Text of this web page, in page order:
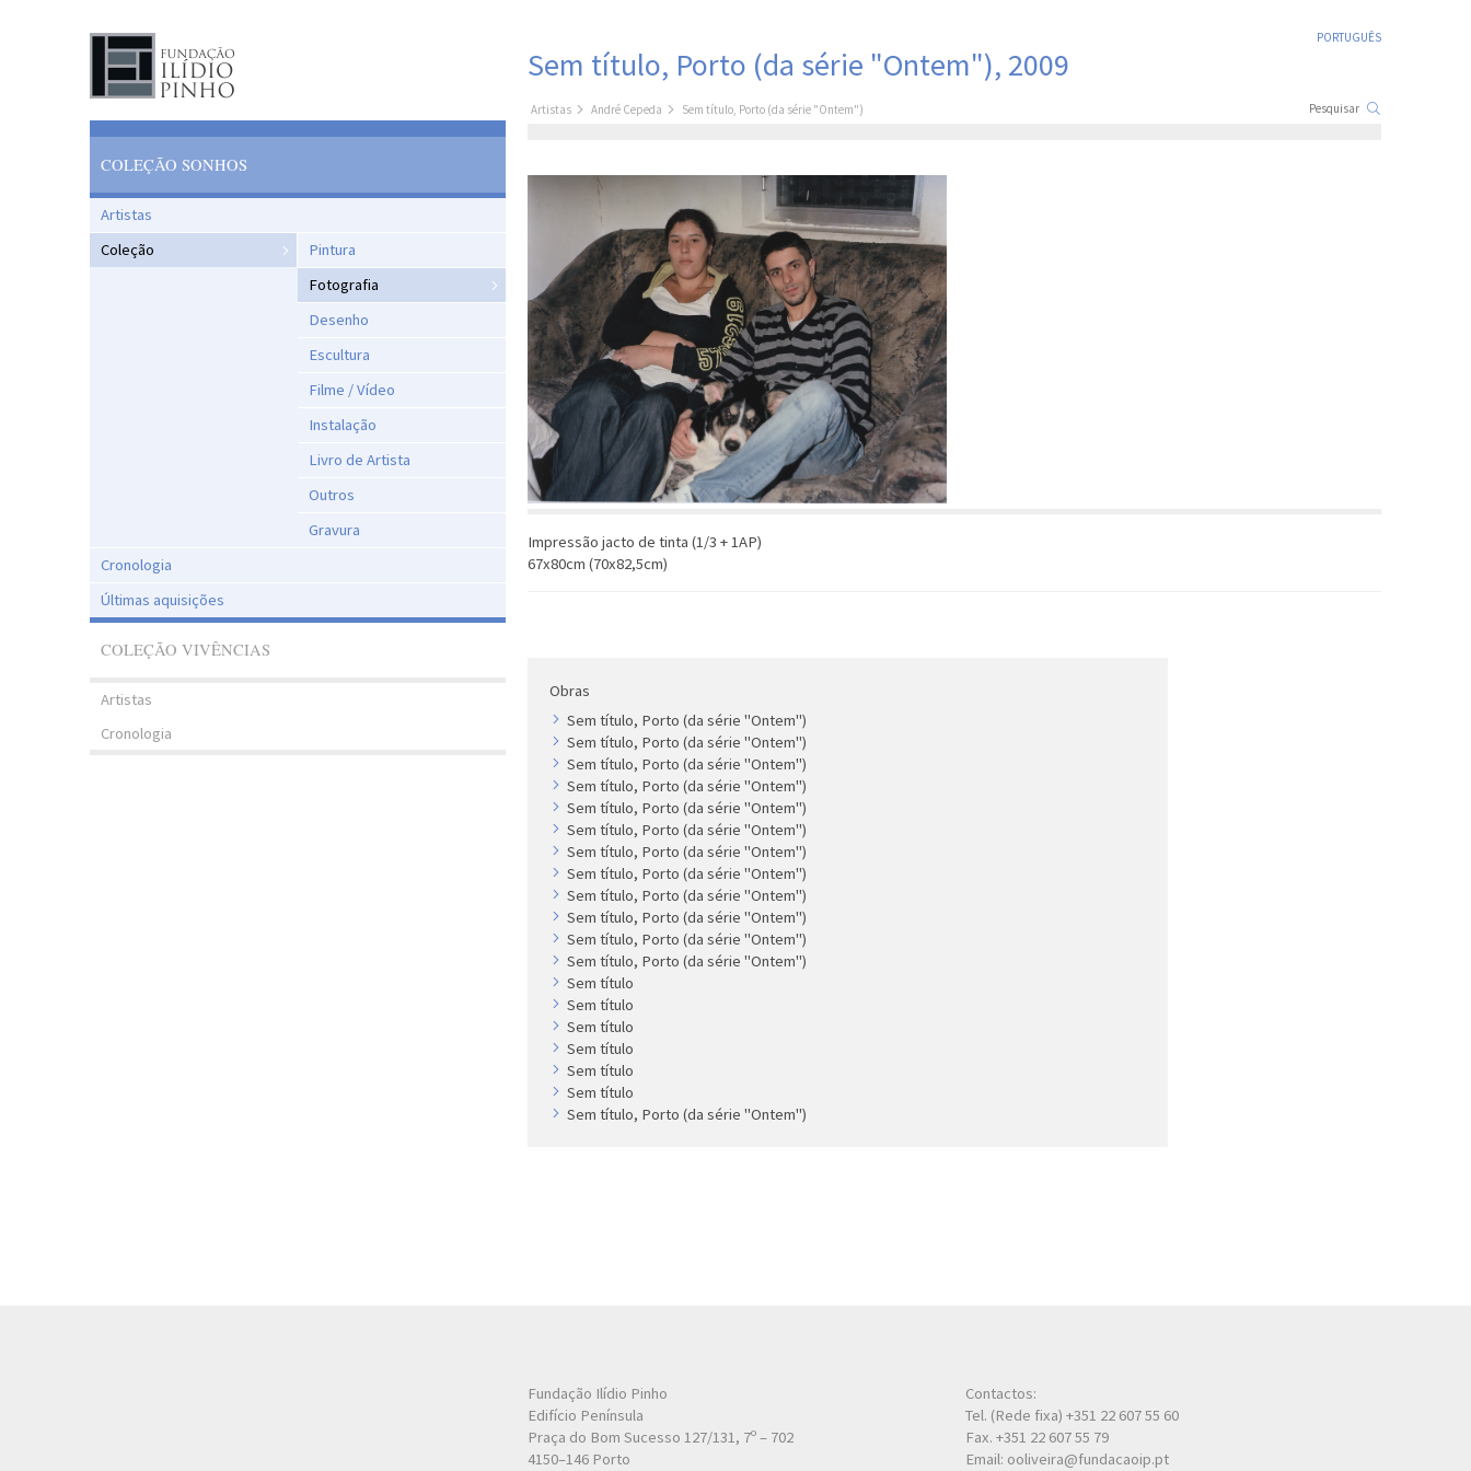
PORTUGUÊS
COLEÇÃO SONHOS
Artistas
Coleção
Pintura
Fotografia
Desenho
Escultura
Filme / Vídeo
Instalação
Livro de Artista
Outros
Gravura
Cronologia
Últimas aquisições
COLEÇÃO VIVÊNCIAS
Artistas
Cronologia
Sem título, Porto (da série "Ontem"), 2009
Artistas André Cepeda Sem título, Porto (da série "Ontem")
Impressão jacto de tinta (1/3 + 1AP)
67x80cm (70x82,5cm)
Obras
Sem título, Porto (da série "Ontem")
Sem título, Porto (da série "Ontem")
Sem título, Porto (da série "Ontem")
Sem título, Porto (da série "Ontem")
Sem título, Porto (da série "Ontem")
Sem título, Porto (da série "Ontem")
Sem título, Porto (da série "Ontem")
Sem título, Porto (da série "Ontem")
Sem título, Porto (da série "Ontem")
Sem título, Porto (da série "Ontem")
Sem título, Porto (da série "Ontem")
Sem título, Porto (da série "Ontem")
Sem título
Sem título
Sem título
Sem título
Sem título
Sem título
Sem título, Porto (da série "Ontem")
Fundação Ilídio Pinho
Edifício Península
Praça do Bom Sucesso 127/131, 7º – 702
4150–146 Porto
Contactos:
Tel. (Rede fixa) +351 22 607 55 60
Fax. +351 22 607 55 79
Email: ooliveira@fundacaoip.pt